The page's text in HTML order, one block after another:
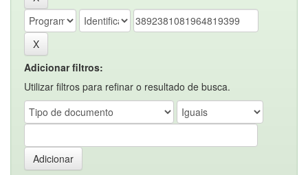
Adicionar filtros:
Utilizar filtros para refinar o resultado de busca.